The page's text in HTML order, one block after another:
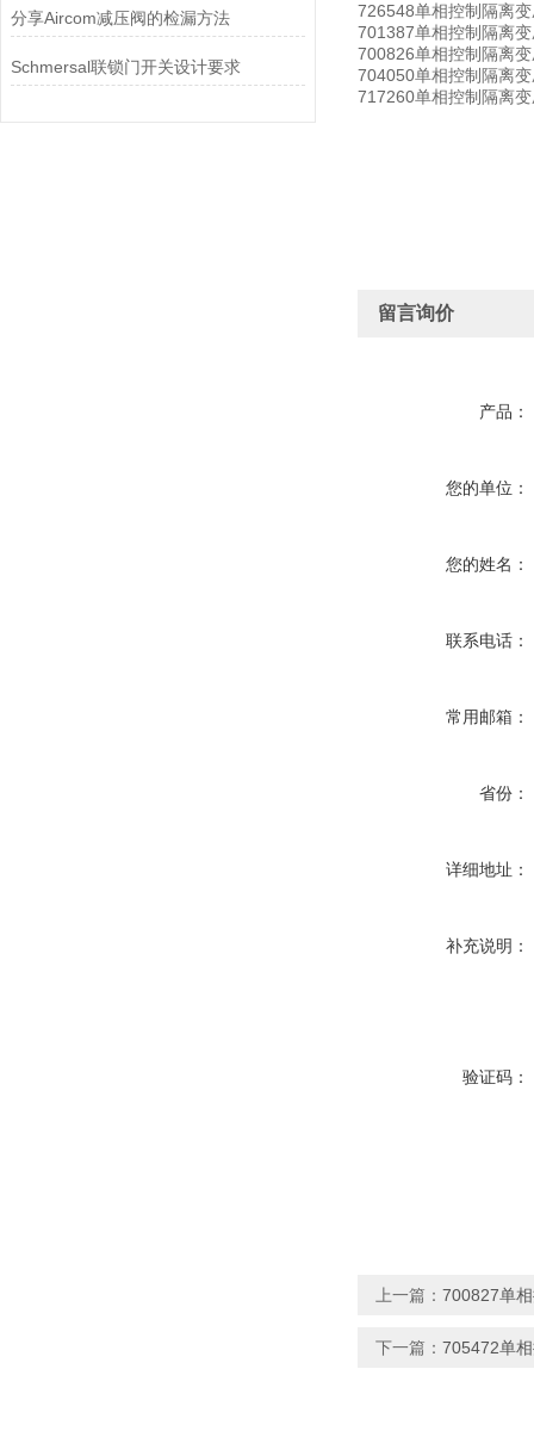
分享Aircom减压阀的检漏方法
Schmersal联锁门开关设计要求
726548单相控制隔离
701387单相控制隔离
700826单相控制隔离
704050单相控制隔离
717260单相控制隔离
留言询价
产品：
您的单位：
您的姓名：
联系电话：
常用邮箱：
省份：
详细地址：
补充说明：
验证码：
上一篇： 700827单
下一篇： 705472单